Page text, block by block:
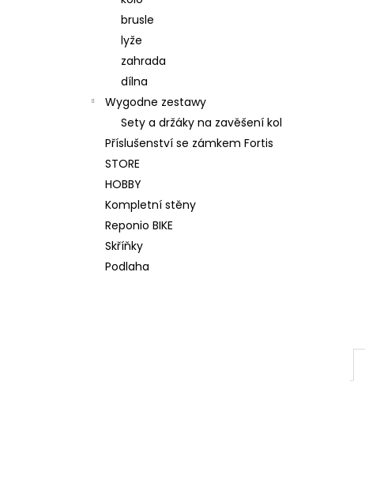
brusle
lyže
zahrada
dílna
Wygodne zestawy
Sety a držáky na zavěšení kol
Příslušenství se zámkem Fortis
STORE
HOBBY
Kompletní stěny
Reponio BIKE
Skříňky
Podlaha
WALL KIT 200 ORIGINAL SZARY
2 214,43 zł
Pierwotnie: